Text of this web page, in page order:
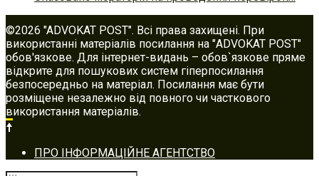
©2026 "ADVOKAT POST". Всі права захищені. При
використанні матеріалів посилання на "ADVOKAT POST"
обов'язкове. Для інтернет-видань – обов`язкове пряме
відкрите для пошукових систем гіперпосилання
безпосередньо на матеріал. Посилання має бути
розміщене незалежно від повного чи часткового
використання матеріалів.
Footer
navigation
ПРО ІНФОРМАЦІЙНЕ АГЕНТСТВО